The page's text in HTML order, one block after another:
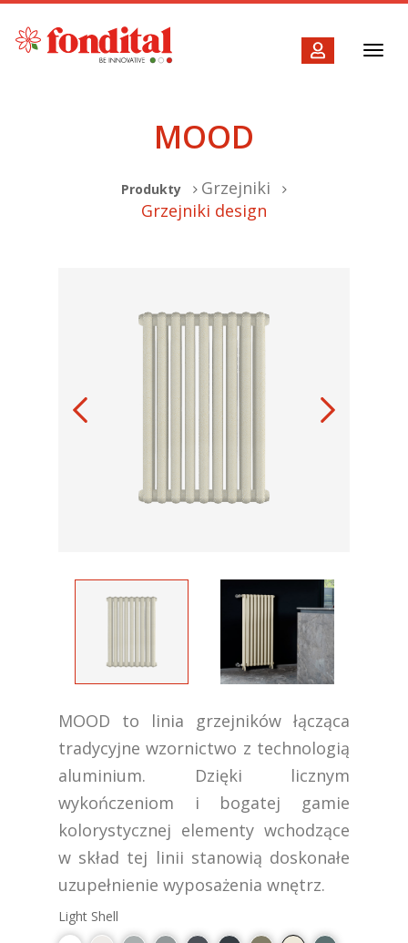
MOOD
Produkty
Grzejniki
Grzejniki design
MOOD to linia grzejników łącząca
tradycyjne wzornictwo z technologią
aluminium. Dzięki licznym
wykończeniom i bogatej gamie
kolorystycznej elementy wchodzące
w skład tej linii stanowią doskonałe
uzupełnienie wyposażenia wnętrz.
Light Shell